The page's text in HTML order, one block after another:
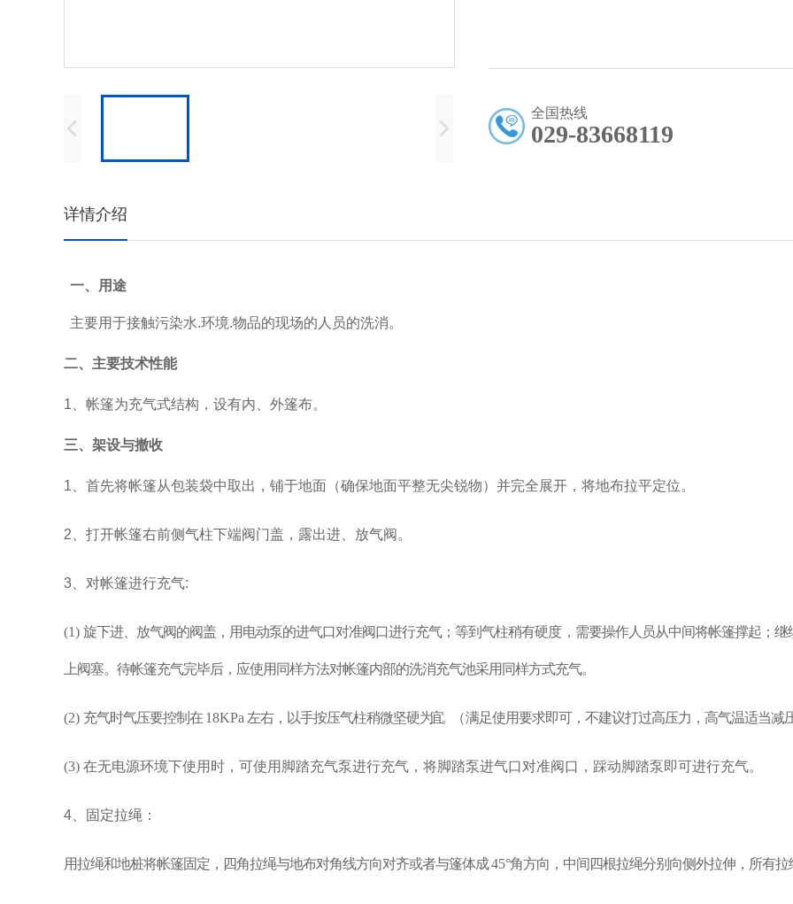
全国热线
029-83668119
详情介绍
一、用途
主要用于接触污染水.环境.物品的现场的人员的洗消。
二、主要技术性能
1、帐篷为充气式结构，设有内、外篷布。
三、架设与撤收
1、首先将帐篷从包装袋中取出，铺于地面（确保地面平整无尖锐物）并完全展开，将地布拉平定位。
2、打开帐篷右前侧气柱下端阀门盖，露出进、放气阀。
3、对帐篷进行充气:
(1)旋下进、放气阀的阀盖，用电动泵的进气口对准阀口进行充气；等到气柱稍有硬度，需要操作人员从中间将帐篷撑起；
上阀塞。待帐篷充气完毕后，应使用同样方法对帐篷内部的洗消充气池采用同样方式充气。
(2) 充气时气压要控制在 18KPa 左右，以手按压气柱稍微坚硬为宜。 （满足使用要求即可，不建议打过高压力，高气温适当减
(3) 在无电源环境下使用时，可使用脚踏充气泵进行充气，将脚踏泵进气口对准阀口，踩动脚踏泵即可进行充气。
4、固定拉绳：
用拉绳和地桩将帐篷固定，四角拉绳与地布对角线方向对齐或者与篷体成45°角方向，中间四根拉绳分别向侧外拉伸，所有